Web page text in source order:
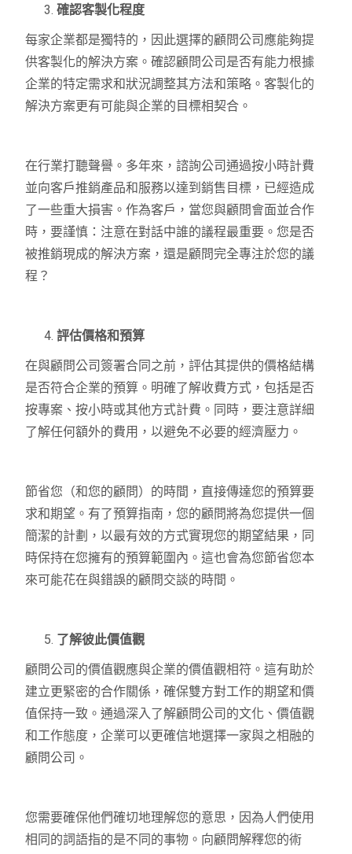
確認客製化程度
每家企業都是獨特的，因此選擇的顧問公司應能夠提
供客製化的解決方案。確認顧問公司是否有能力根據
企業的特定需求和狀況調整其方法和策略。客製化的
解決方案更有可能與企業的目標相契合。
在行業打聽聲譽。多年來，諮詢公司通過按小時計費
並向客戶推銷產品和服務以達到銷售目標，已經造成
了一些重大損害。作為客戶，當您與顧問會面並合作
時，要謹慎：注意在對話中誰的議程最重要。您是否
被推銷現成的解決方案，還是顧問完全專注於您的議
程？
評估價格和預算
在與顧問公司簽署合同之前，評估其提供的價格結構
是否符合企業的預算。明確了解收費方式，包括是否
按專案、按小時或其他方式計費。同時，要注意詳細
了解任何額外的費用，以避免不必要的經濟壓力。
節省您（和您的顧問）的時間，直接傳達您的預算要
求和期望。有了預算指南，您的顧問將為您提供一個
簡潔的計劃，以最有效的方式實現您的期望結果，同
時保持在您擁有的預算範圍內。這也會為您節省您本
來可能花在與錯誤的顧問交談的時間。
了解彼此價值觀
顧問公司的價值觀應與企業的價值觀相符。這有助於
建立更緊密的合作關係，確保雙方對工作的期望和價
值保持一致。通過深入了解顧問公司的文化、價值觀
和工作態度，企業可以更確信地選擇一家與之相融的
顧問公司。
您需要確保他們確切地理解您的意思，因為人們使用
相同的詞語指的是不同的事物。向顧問解釋您的術